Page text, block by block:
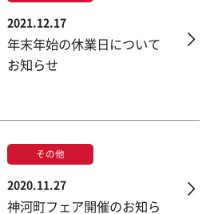
#agricafe6
2021.12.17
年末年始の休業日について
お知らせ
その他
2020.11.27
神河町フェア開催のお知ら